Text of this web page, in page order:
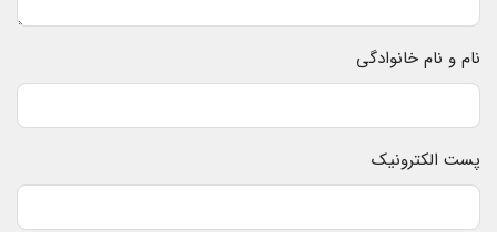
نام و نام خانوادگی
پست الکترونیک